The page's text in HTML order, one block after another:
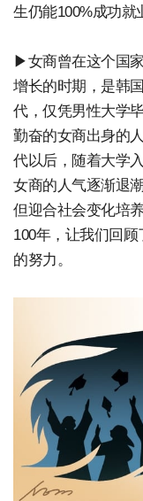
生仍能100%成功就
▶女商曾在这个国
增长的时期，是韩
代，仅凭男性大学
勤奋的女商出身的
代以后，随着大学
女商的人气逐渐退
但迎合社会变化培
100年，让我们回
的努力。